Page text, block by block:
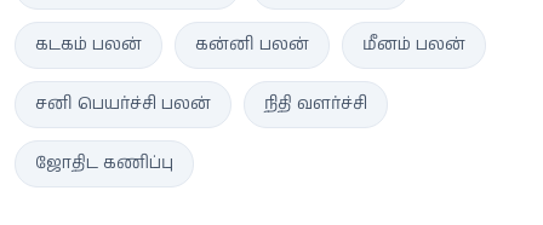
கடகம் பலன் கன்னி பலன் மீனம் பலன்
சனி பெயர்ச்சி பலன் நிதி வளர்ச்சி
ஜோதிட கணிப்பு